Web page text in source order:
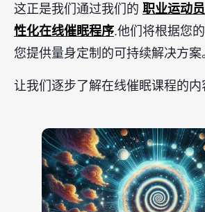
这正是我们通过我们的 职业运动员
性化在线催眠程序.他们将根据您
您提供量身定制的可持续解决方案
让我们逐步了解在线催眠课程的内